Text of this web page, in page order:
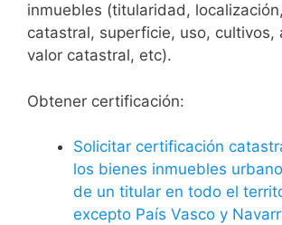
inmuebles (titularidad,
catastral, superficie, uso, cultivos,
valor catastral, etc).
Obtener certificación:
Solicitar certificación
los bienes inmuebles
de un titular en todo el
excepto País Vasco y